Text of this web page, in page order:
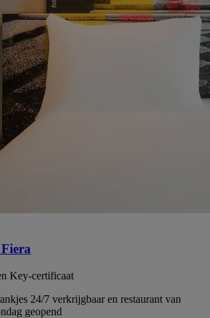
Key-certificaat
24/7 verkrijgbaar en restaurant van
geopend